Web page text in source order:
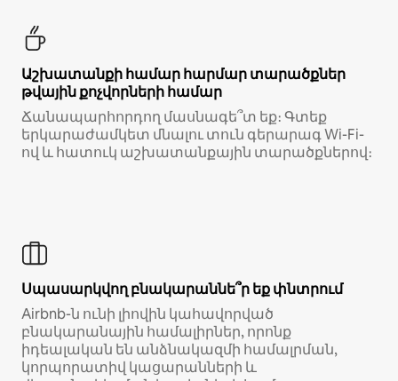
Աշխատանքի համար հարմար տարածքներ
թվային քոչվորների համար
Ճանապարհորդող մասնագե՞տ եք։ Գտեք
երկարաժամկետ մնալու տուն գերարագ Wi-Fi-
ով և հատուկ աշխատանքային տարածքներով։
Սպասարկվող բնակարաննե՞ր եք փնտրում
Airbnb-ն ունի լիովին կահավորված
բնակարանային համալիրներ, որոնք
իդեալական են անձնակազմի համալրման,
կորպորատիվ կացարանների և